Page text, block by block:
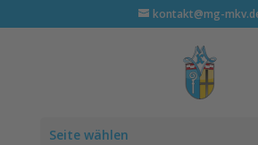
kontakt@mg-
Seite wählen